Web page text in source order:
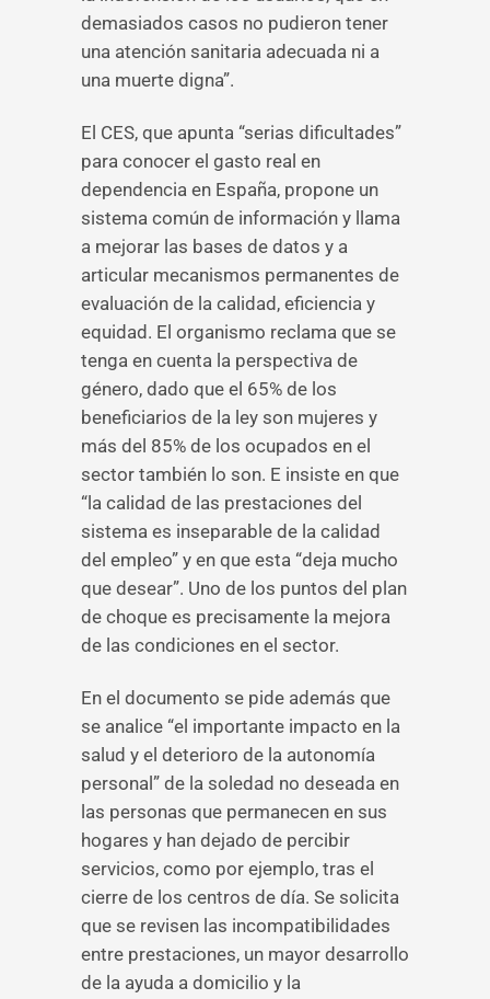
demasiados casos no pudieron tener
una atención sanitaria adecuada ni a
una muerte digna”.
El CES, que apunta “serias dificultades”
para conocer el gasto real en
dependencia en España, propone un
sistema común de información y llama
a mejorar las bases de datos y a
articular mecanismos permanentes de
evaluación de la calidad, eficiencia y
equidad. El organismo reclama que se
tenga en cuenta la perspectiva de
género, dado que el 65% de los
beneficiarios de la ley son mujeres y
más del 85% de los ocupados en el
sector también lo son. E insiste en que
“la calidad de las prestaciones del
sistema es inseparable de la calidad
del empleo” y en que esta “deja mucho
que desear”. Uno de los puntos del plan
de choque es precisamente la mejora
de las condiciones en el sector.
En el documento se pide además que
se analice “el importante impacto en la
salud y el deterioro de la autonomía
personal” de la soledad no deseada en
las personas que permanecen en sus
hogares y han dejado de percibir
servicios, como por ejemplo, tras el
cierre de los centros de día. Se solicita
que se revisen las incompatibilidades
entre prestaciones, un mayor desarrollo
de la ayuda a domicilio y la